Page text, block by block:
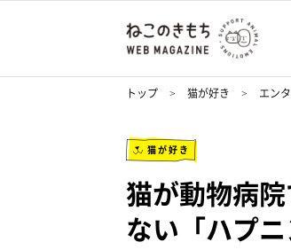
トップ 猫が好き エン
猫が好き
猫が動物病
ない「ハプ